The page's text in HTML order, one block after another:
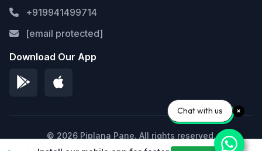
+919941499714
[email protected]
Download Our App
© 2026 Piplana Pane. All rights reserved.
Chat with us